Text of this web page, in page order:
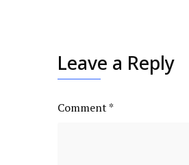
Leave a Reply
Comment*